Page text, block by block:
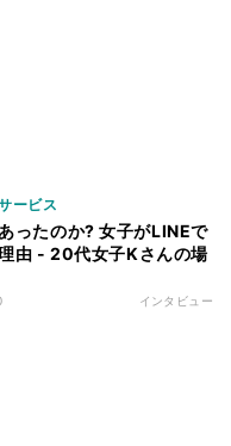
ービス
ったのか? 女子がLINEで
由 - 20代女子Kさんの場
インタビュー